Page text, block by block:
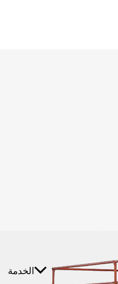
العلف المائيمقاطع الفيديو
الخدمة